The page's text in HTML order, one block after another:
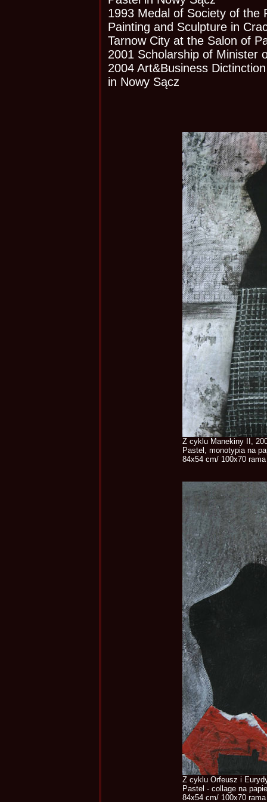
1993 Medal of Society of the
Painting and Sculpture in
Tarnow City at the Salon of
2001 Scholarship of Minister
2004 Art&Business
in Nowy Sącz
Z cyklu Manekiny II,
Pastel, monotypia na
84x54 cm/ 100x70 rama
Z cyklu Orfeusz i
Pastel - collage na
84x54 cm/ 100x70 rama